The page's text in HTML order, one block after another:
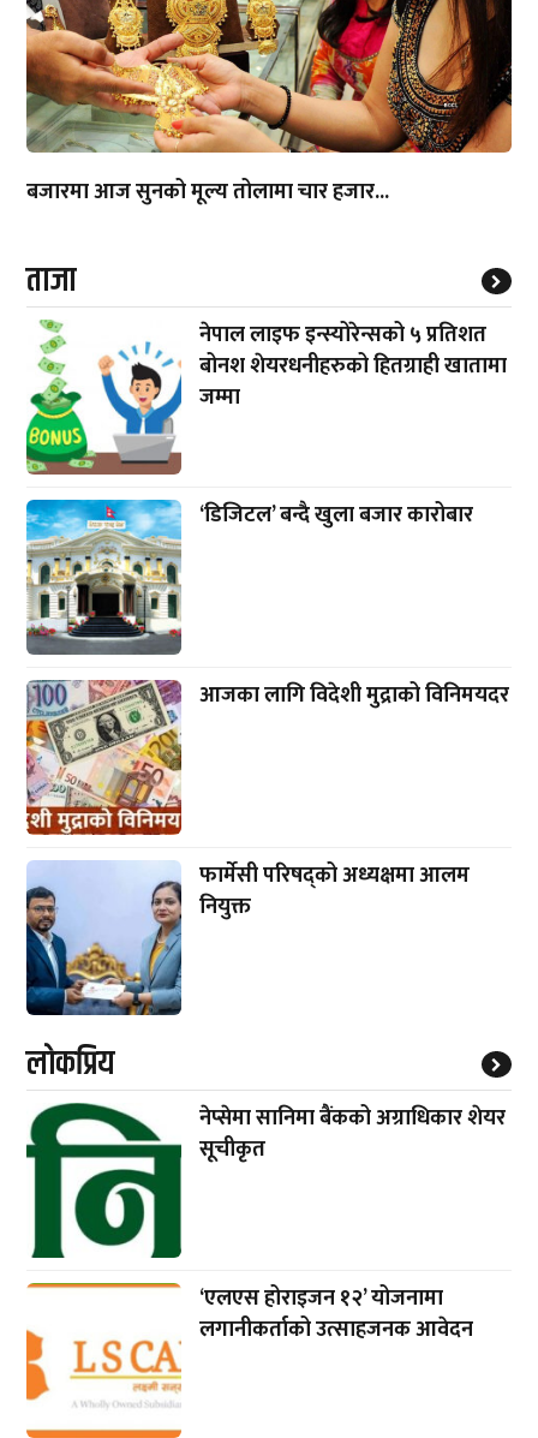
बजारमा आज सुनको मूल्य तोलामा चार हजार...
ताजा
नेपाल लाइफ इन्स्योरेन्सको ५ प्रतिशत
बोनश शेयरधनीहरुको हितग्राही खातामा
जम्मा
‘डिजिटल’ बन्दै खुला बजार कारोबार
आजका लागि विदेशी मुद्राको विनिमयदर
फार्मेसी परिषद्को अध्यक्षमा आलम
नियुक्त
लाेकप्रिय
नेप्सेमा सानिमा बैंकको अग्राधिकार शेयर
सूचीकृत
‘एलएस होराइजन १२’ योजनामा
लगानीकर्ताको उत्साहजनक आवेदन